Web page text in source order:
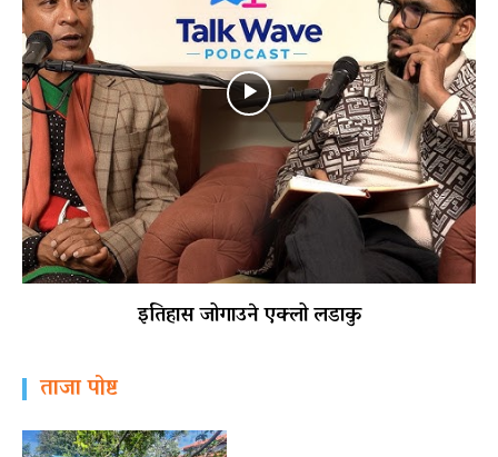
इतिहास जोगाउने एक्लो लडाकु
ताजा पोष्ट